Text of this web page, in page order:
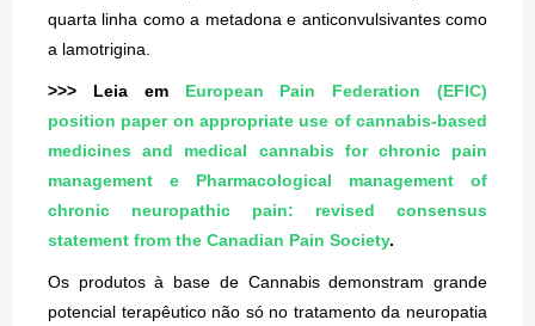
quarta linha como a metadona e anticonvulsivantes como
a lamotrigina.
>>> Leia em European Pain Federation (EFIC)
position paper on appropriate use of cannabis-based
medicines and medical cannabis for chronic pain
management e Pharmacological management of
chronic neuropathic pain: revised consensus
statement from the Canadian Pain Society.
Os produtos à base de Cannabis demonstram grande
potencial terapêutico não só no tratamento da neuropatia